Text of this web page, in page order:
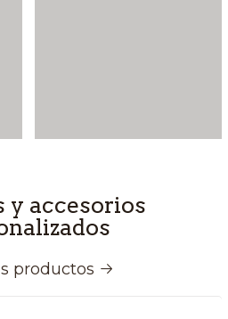
y accesorios
productos